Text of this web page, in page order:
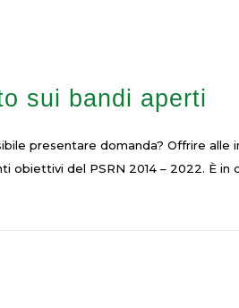
sui bandi aperti
presentare domanda? Offrire
obiettivi del PSRN 2014 – 2022. È